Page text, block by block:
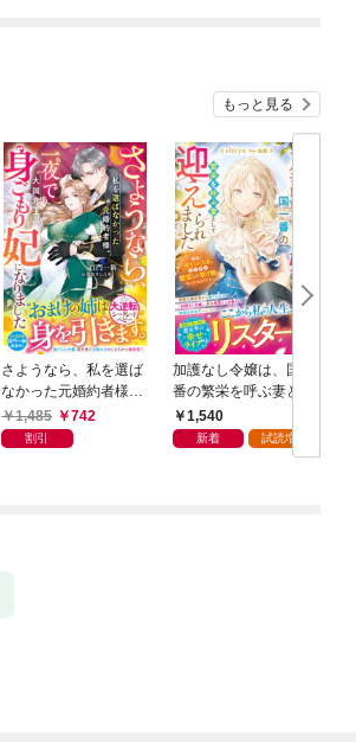
もっと見る
さようなら、私を選ば
なかった元婚約者様。
一夜で大国君主の身ご
もり妃になりました
1,485 742
割引
加護なし令嬢は、国一
番の繁栄を呼ぶ妻とし
て迎えられました～無
能と捨てられた私、ど
うやら精霊との架け橋
1,540
新着 試読増量